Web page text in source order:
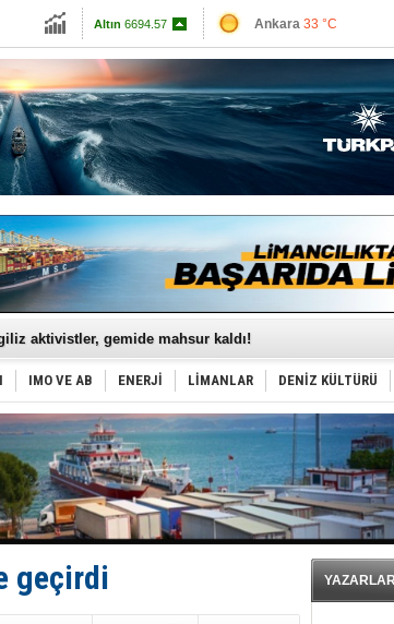
Altın 6694.57
Euro55.2273
Ankara 33 °C
Antalya32 °C
Muğla 35 °C
Çanakkale 33 °C
‘Mavi Vatan’ ziyaretçi kayıtları başladı!
aktivistler, gemide mahsur kaldı!
Karadeniz'de yeni sevkiyat taleplerini durdurdu
BIMCO’ya katıldı
gemi inşa yan sanayinin sorunlarını tartıştı
milyon TL'lik tekne projesinde karar çıktı
cankurtaran ihalesini BlueForge kazandı
sonra ilk kez dünyaya açılan gizemli ada!
Tersanesi EYDEP’te A sertifikası alan ilk tersane
ILCA Masters Türkiye Şampiyonası’na ev sahipliği
ham petrol taşımacılığına 4 yeni tanker daha ekliyor
AUV, Dünya’da 2. oldu!
yat mürettebatı için yurt dışı harcı için
IMO VE AB ENERJİ LİMANLAR DENİZ KÜLTÜRÜ
geçirdi YAZARLAR